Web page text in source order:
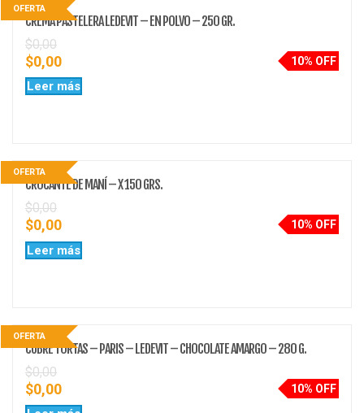
OFERTA
CREMA PASTELERA LEDEVIT – EN POLVO – 250 GR.
10% OFF
$0,00
$0,00
Leer más
OFERTA
CROCANTE DE MANÍ – X 150 GRS.
10% OFF
$0,00
$0,00
Leer más
OFERTA
CUBRE TORTAS – PARIS – LEDEVIT – CHOCOLATE AMARGO – 280 G.
10% OFF
$0,00
$0,00